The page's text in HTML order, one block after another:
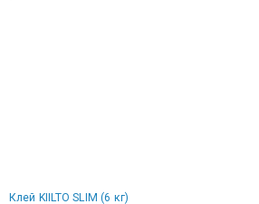
Клей KIILTO SLIM (6 кг)